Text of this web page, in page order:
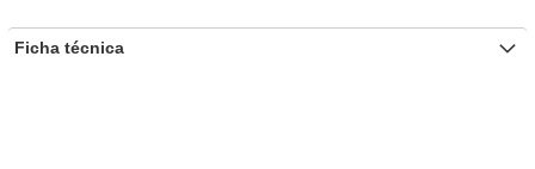
Ficha técnica